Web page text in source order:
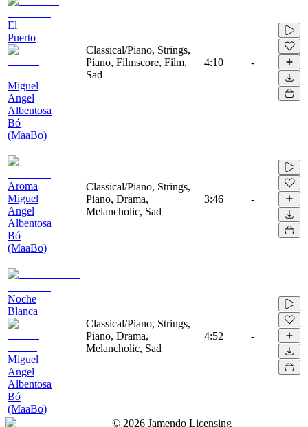
El
Puerto
Miguel
Angel
Albentosa
Bó
(MaaBo)
Classical/Piano, Strings,
Piano, Filmscore, Film,
Sad
4:10 -
Aroma
Miguel
Angel
Albentosa
Bó
(MaaBo)
Classical/Piano, Strings,
Piano, Drama,
Melancholic, Sad
3:46 -
Noche
Blanca
Miguel
Angel
Albentosa
Bó
(MaaBo)
Classical/Piano, Strings,
Piano, Drama,
Melancholic, Sad
4:52 -
© 2026 Jamendo Licensing